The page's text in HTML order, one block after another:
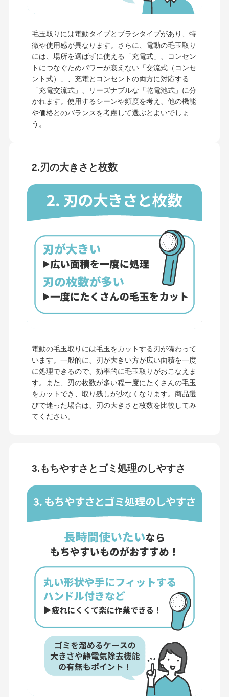
毛玉取りには電動タイプとブラシタイプがあり、特
徴や使用感が異なります。さらに、電動の毛玉取り
には、場所を選ばずに使える「充電式」、コンセン
トにつなぐためパワーが衰えない「交流式（コンセ
ント式）」、充電とコンセントの両方に対応する
「充電交流式」、リーズナブルな「乾電池式」に分
かれます。使用するシーンや頻度を考え、他の機能
や価格とのバランスを考慮して選ぶとよいでしょ
う。
2.刃の大きさと枚数
電動の毛玉取りには毛玉をカットする刃が備わって
います。一般的に、刃が大きい方が広い面積を一度
に処理できるので、効率的に毛玉取りがおこなえま
す。また、刃の枚数が多い程一度にたくさんの毛玉
をカットでき、取り残しが少なくなります。商品選
びで迷った場合は、刃の大きさと枚数を比較してみ
てください。
3.もちやすさとゴミ処理のしやすさ